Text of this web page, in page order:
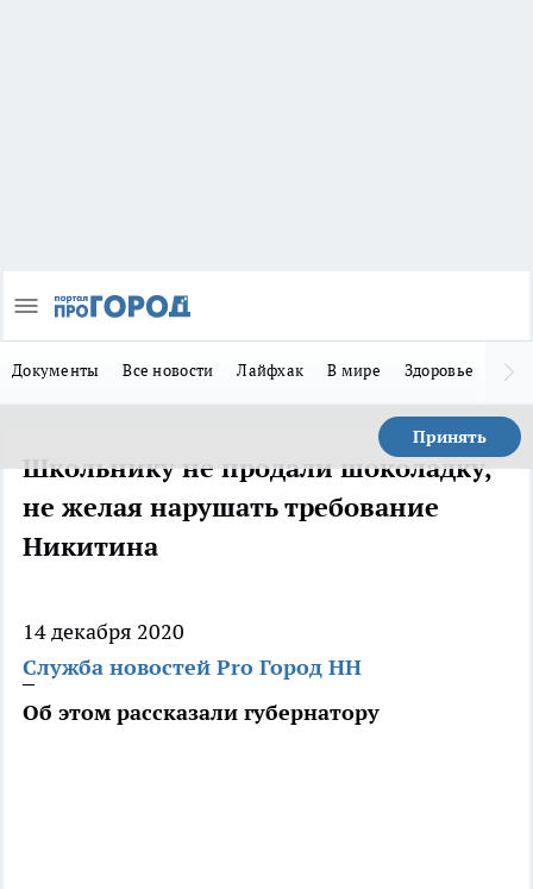
Документы Все новости Лайфхак В мире Здоровье
Принять
Школьнику не продали шоколадку,
не желая нарушать требование
Никитина
14 декабря 2020
Служба новостей Pro Город НН
Об этом рассказали губернатору